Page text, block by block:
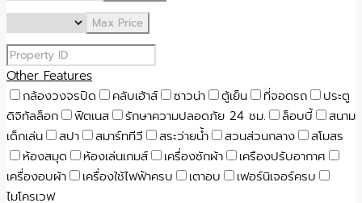
Max Price
Other Features
กล้องวงจรปิด
คลับเฮ้าส์ ซาวน่า ตู้เย็น ที่จอดรถ
ประตู
ดิจิทัลล็อก
ฟิตเนส รักษาความปลอดภัย 24 ชม. ล็อบบี้
สนาม
เด็กเล่น
สปา สมาร์ททีวี สระว่ายน้ำ สวนส่วนกลาง
สโมสร
ห้องสมุด
ห้องเล่นเกมส์ เครื่องซักผ้า
เครืองปรับอากาศ
เครื่องอบผ้า
เครื่องใช้ไฟฟ้าครบ เตาอบ
เฟอร์นิเจอร์ครบ
ไมโครเวฟ